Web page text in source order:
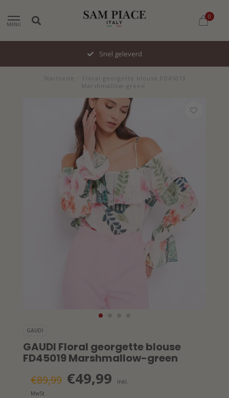
MENU
0
Snel geleverd
Startseite
Floral georgette blouse FD45019
Marshmallow-green
GAUDI
GAUDI Floral georgette blouse
FD45019 Marshmallow-green
€89,99 €49,99
Inkl.
MwSt.